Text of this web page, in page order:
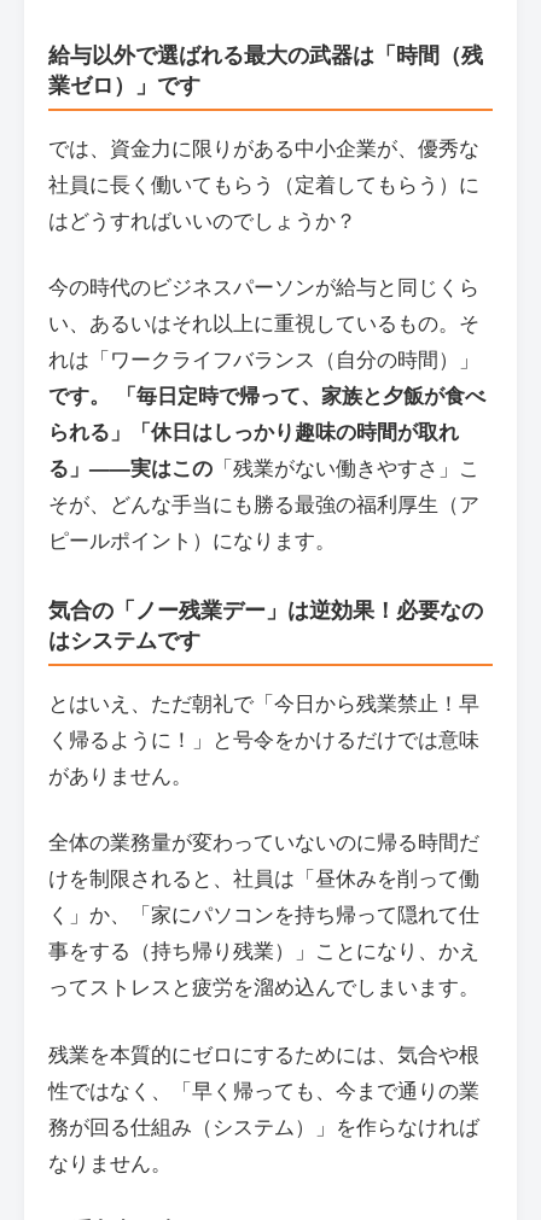
給与以外で選ばれる最大の武器は「時間（残
業ゼロ）」です
では、資金力に限りがある中小企業が、優秀な
社員に長く働いてもらう（定着してもらう）に
はどうすればいいのでしょうか？
今の時代のビジネスパーソンが給与と同じくら
い、あるいはそれ以上に重視しているもの。そ
れは「ワークライフバランス（自分の時間）」
です。 「毎日定時で帰って、家族と夕飯が食べ
られる」「休日はしっかり趣味の時間が取れ
る」——実はこの 「残業がない働きやすさ」こ
そが、どんな手当にも勝る最強の福利厚生（ア
ピールポイント）になります。
気合の「ノー残業デー」は逆効果！必要なの
はシステムです
とはいえ、ただ朝礼で「今日から残業禁止！早
く帰るように！」と号令をかけるだけでは意味
がありません。
全体の業務量が変わっていないのに帰る時間だ
けを制限されると、社員は「昼休みを削って働
く」か、「家にパソコンを持ち帰って隠れて仕
事をする（持ち帰り残業）」ことになり、かえ
ってストレスと疲労を溜め込んでしまいます。
残業を本質的にゼロにするためには、気合や根
性ではなく、「早く帰っても、今まで通りの業
務が回る仕組み（システム）」を作らなければ
なりません。